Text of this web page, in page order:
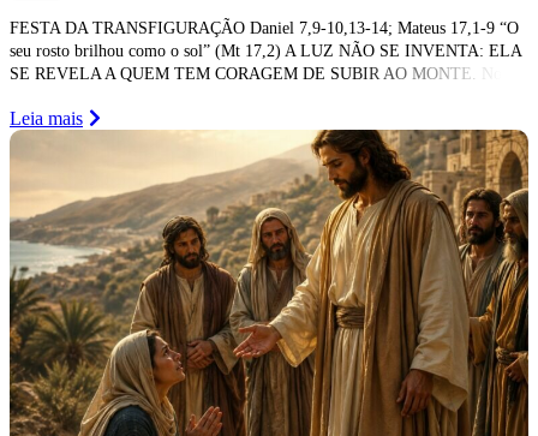
FESTA DA TRANSFIGURAÇÃO Daniel 7,9-10,13-14; Mateus 17,1-9 “O
seu rosto brilhou como o sol” (Mt 17,2) A LUZ NÃO SE INVENTA: ELA
SE REVELA A QUEM TEM CORAGEM DE SUBIR AO MONTE. No
Leia mais